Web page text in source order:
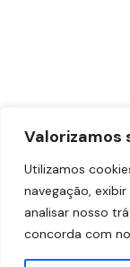
Valorizamos
Utilizamos
navegação,
analisar nosso
concorda com